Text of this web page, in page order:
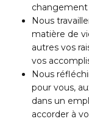
changement
Nous
matière de
autres vos
vos
Nous
pour vous,
dans un
accorder à